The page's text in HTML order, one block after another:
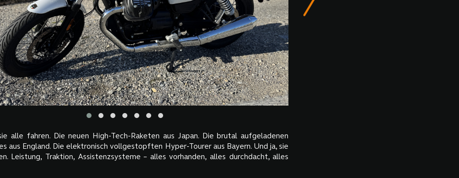
alle fahren. Die neuen High-Tech-Raketen aus Japan. Die brutal aufgeladenen
aus England. Die elektronisch vollgestopften Hyper-Tourer aus Bayern. Und ja, sie
Leistung, Traktion, Assistenzsysteme – alles vorhanden, alles durchdacht, alles